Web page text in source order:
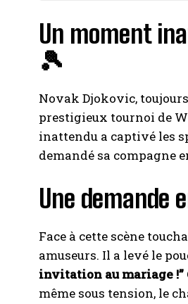
I've read and
ses toiles
Un moment
🎾
Novak Djokovic,
prestigieux tournoi de
inattendu a captivé les
demandé sa compagne
Une demande
Face à cette scène
amuseurs. Il a levé le
invitation au mariage !”
même sous tension, le